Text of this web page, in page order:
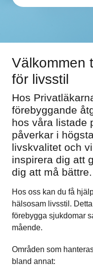
Välkommen
för livsstil
Hos
förebyggande
hos våra listade
påverkar i
livskvalitet och
inspirera dig att
dig att må bättre.
Hos oss kan du få
hälsosam livsstil.
förebygga sjukdomar
mående.
Områden som
bland annat: